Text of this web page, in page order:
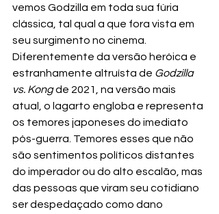
vemos Godzilla em toda sua fúria
clássica, tal qual a que fora vista em
seu surgimento no cinema.
Diferentemente da versão heróica e
estranhamente altruísta de Godzilla
vs. Kong de 2021, na versão mais
atual, o lagarto engloba e representa
os temores japoneses do imediato
pós-guerra. Temores esses que não
são sentimentos políticos distantes
do imperador ou do alto escalão, mas
das pessoas que viram seu cotidiano
ser despedaçado como dano